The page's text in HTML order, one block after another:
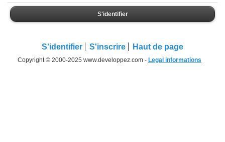
S'identifier
S'identifier S'inscrire Haut de page
Copyright © 2000-2025 www.developpez.com - Legal informations